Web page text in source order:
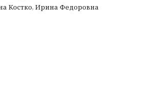
Костко, Ирина Федоровна